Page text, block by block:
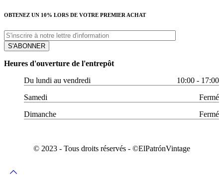
OBTENEZ UN 10% LORS DE VOTRE PREMIER ACHAT
Heures d'ouverture de l'entrepôt
Du lundi au vendredi
10:00 - 17:00
Samedi
Fermé
Dimanche
Fermé
© 2023 - Tous droits réservés - ©️ElPatrónVintage